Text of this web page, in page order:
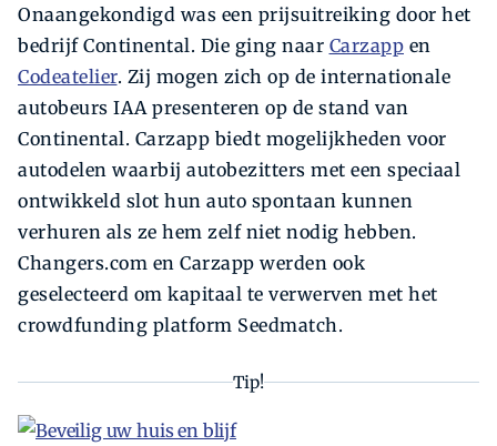
Onaangekondigd was een prijsuitreiking door het
bedrijf Continental. Die ging naar Carzapp en
Codeatelier. Zij mogen zich op de internationale
autobeurs IAA presenteren op de stand van
Continental. Carzapp biedt mogelijkheden voor
autodelen waarbij autobezitters met een speciaal
ontwikkeld slot hun auto spontaan kunnen
verhuren als ze hem zelf niet nodig hebben.
Changers.com en Carzapp werden ook
geselecteerd om kapitaal te verwerven met het
crowdfunding platform Seedmatch.
Tip!